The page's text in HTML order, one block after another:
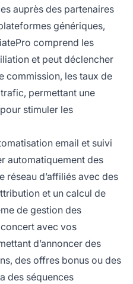
auprès des partenaires
génériques,
comprend les
et peut déclencher
commission, les taux de
permettant une
stimuler les
email et suivi
automatiquement des
réseau d’affiliés avec des
et un calcul de
de gestion des
avec vos
d’annoncer des
des offres bonus ou des
des séquences